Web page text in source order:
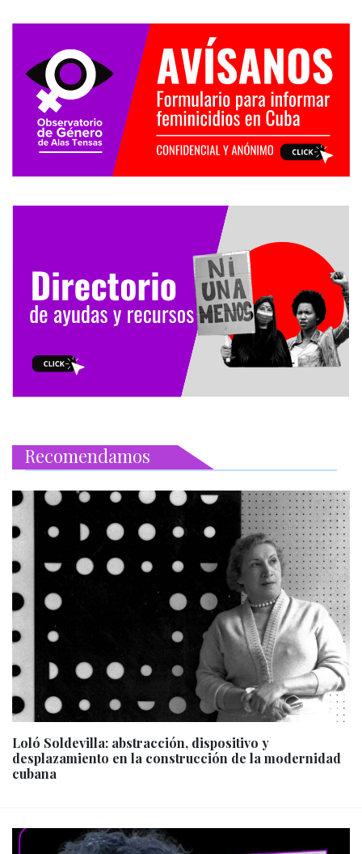
Recomendamos
Loló Soldevilla: abstracción, dispositivo y
desplazamiento en la construcción de la modernidad
cubana